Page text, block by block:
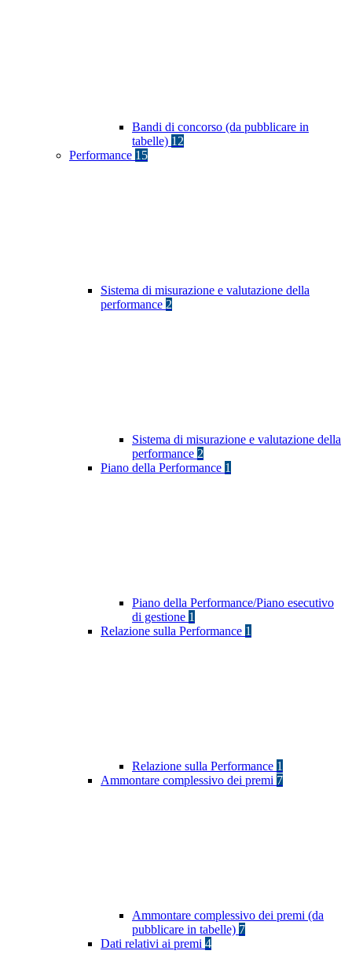
Bandi di concorso (da pubblicare in
tabelle) 12
Performance 15
Sistema di misurazione e valutazione della
performance 2
Sistema di misurazione e valutazione della
performance 2
Piano della Performance 1
Piano della Performance/Piano esecutivo
di gestione 1
Relazione sulla Performance 1
Relazione sulla Performance 1
Ammontare complessivo dei premi 7
Ammontare complessivo dei premi (da
pubblicare in tabelle) 7
Dati relativi ai premi 4